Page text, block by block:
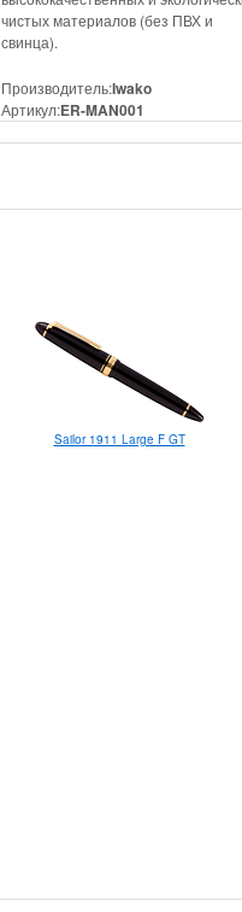
чистых материалов (без ПВХ и
свинца).
Производитель:Iwako
Артикул:ER-MAN001
Sailor 1911 Large F GT